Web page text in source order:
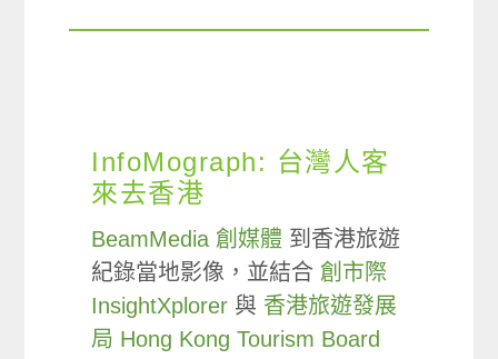
InfoMograph: 台灣人客
來去香港
BeamMedia 創媒體 到香港旅遊
紀錄當地影像，並結合 創市際
InsightXplorer 與 香港旅遊發展
局 Hong Kong Tourism Board